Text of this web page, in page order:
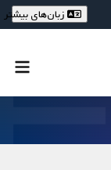
زبان‌های بیشتر